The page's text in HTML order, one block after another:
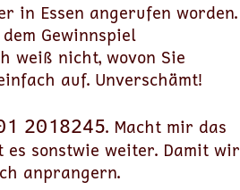
in Essen angerufen worden.
Gewinnspiel
weiß nicht, wovon Sie
auf. Unverschämt!
2018245. Macht mir das
sonstwie weiter. Damit wir
anprangern.